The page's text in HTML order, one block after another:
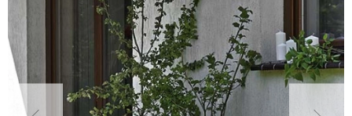
PROJEKTOWANIE OGRODU
NATURALNIE